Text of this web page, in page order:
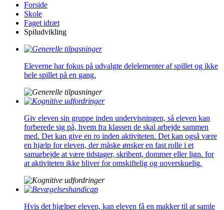
Forside
Skole
Faget idræt
Spiludvikling
Eleverne har fokus på udvalgte delelementer af spillet og ikke
hele spillet på en gang.
Giv eleven sin gruppe inden undervisningen, så eleven kan
forberede sig på, hvem fra klassen de skal arbejde sammen
med. Det kan give en ro inden aktiviteten. Det kan også være
en hjælp for eleven, der måske ønsker en fast rolle i et
samarbejde at være tidstager, skribent, dommer eller lign. for
at aktiviteten ikke bliver for omskiftelig og uoverskuelig.
Hvis det hjælper eleven, kan eleven få en makker til at samle